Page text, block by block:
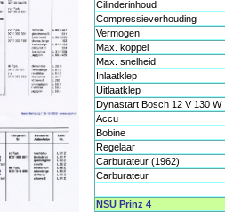
Cilinderinhoud
Compressieverhouding
Vermogen
Max. koppel
Max. snelheid
Inlaatklep
Uitlaatklep
Dynastart Bosch 12 V 130 W
Accu
Bobine
Regelaar
Carburateur (1962)
Carburateur
NSU Prinz 4